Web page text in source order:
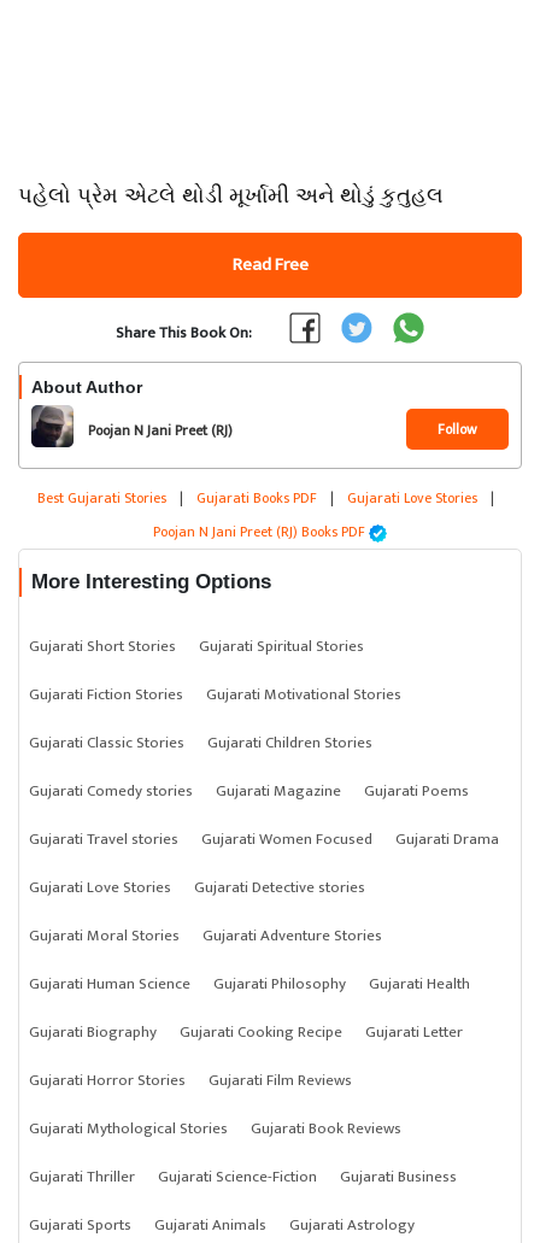
પહેલો પ્રેમ એટલે થોડી મૂર્ખામી અને થોડું કુતુહલ
Read Free
Share This Book On:
About Author
Poojan N Jani Preet (RJ) Follow
Best Gujarati Stories | Gujarati Books PDF | Gujarati Love Stories |
Poojan N Jani Preet (RJ) Books PDF
More Interesting Options
Gujarati Short Stories
Gujarati Spiritual Stories
Gujarati Fiction Stories
Gujarati Motivational Stories
Gujarati Classic Stories
Gujarati Children Stories
Gujarati Comedy stories
Gujarati Magazine
Gujarati Poems
Gujarati Travel stories
Gujarati Women Focused
Gujarati Drama
Gujarati Love Stories
Gujarati Detective stories
Gujarati Moral Stories
Gujarati Adventure Stories
Gujarati Human Science
Gujarati Philosophy
Gujarati Health
Gujarati Biography
Gujarati Cooking Recipe
Gujarati Letter
Gujarati Horror Stories
Gujarati Film Reviews
Gujarati Mythological Stories
Gujarati Book Reviews
Gujarati Thriller
Gujarati Science-Fiction
Gujarati Business
Gujarati Sports
Gujarati Animals Gujarati Astrology